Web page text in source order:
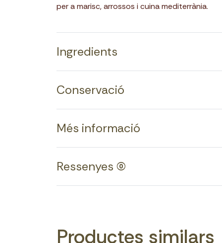
per a marisc, arrossos i cuina mediterrània.
Ingredients
Conservació
Més informació
Ressenyes (0)
Productes similars